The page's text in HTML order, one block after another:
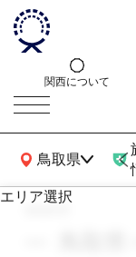
関西について
鳥取県
関西広域MAP
エリア選択
エ
search